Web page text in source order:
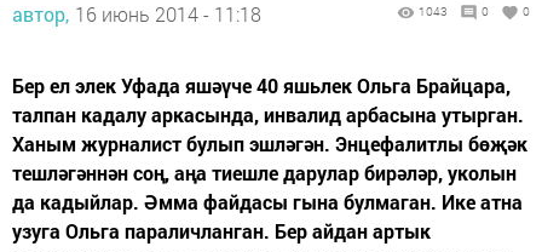
автор, 16 июнь 2014 - 11:18 1043 0 0
Бер ел элек Уфада яшәүче 40 яшьлек Ольга Брайцара,
талпан кадалу аркасында, инвалид арбасына утырган.
Ханым журналист булып эшләгән. Энцефалитлы бөҗәк
тешләгәннән соң, аңа тиешле дарулар бирәләр, уколын
да кадыйлар. Әмма файдасы гына булмаган. Ике атна
узуга Ольга параличланган. Бер айдан артык